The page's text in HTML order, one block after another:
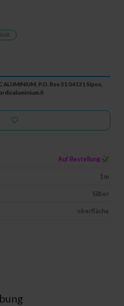
Auf Bestellung
1 m
Silber
oberfläche
P.O. Box 31 04131 Sipoo,